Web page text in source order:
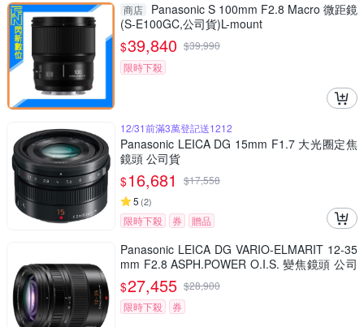
商店
Panasonic S 100mm F2.8 Macro 微距鏡
(S-E100GC,公司貨)L-mount
$39,840 $39,990
限時下殺
12/31前滿3萬登記送1212
Panasonic LEICA DG 15mm F1.7 大光圈定焦
鏡頭 公司貨
$16,681 $17,558
5 (2)
限時下殺 券 贈品
Panasonic LEICA DG VARIO-ELMARIT 12-35
mm F2.8 ASPH.POWER O.I.S. 變焦鏡頭 公司
貨 H-ES12035
$27,455 $28,900
限時下殺
券